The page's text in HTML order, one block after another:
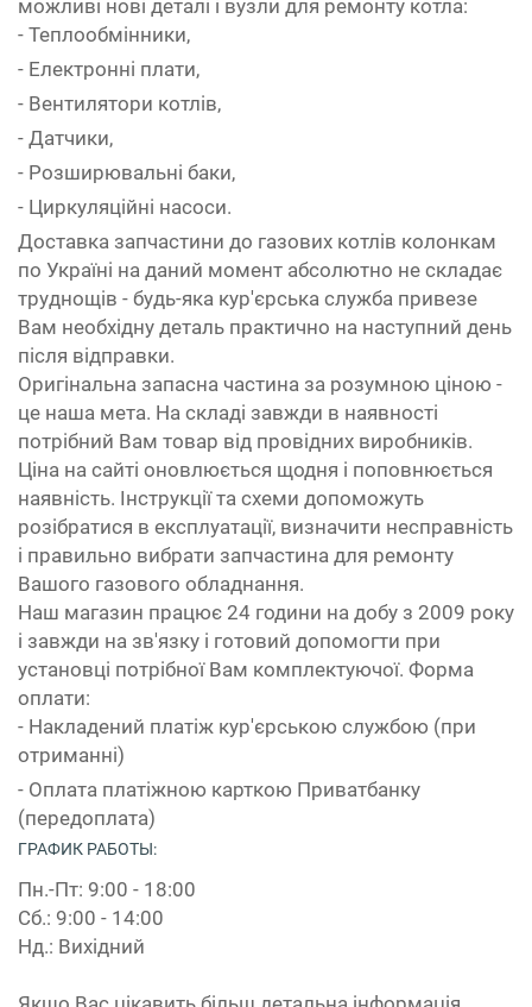
можливі нові деталі і вузли для ремонту котла:
- Теплообмінники,
- Електронні плати,
- Вентилятори котлів,
- Датчики,
- Розширювальні баки,
- Циркуляційні насоси.
Доставка запчастини до газових котлів колонкам
по Україні на даний момент абсолютно не складає
труднощів - будь-яка кур'єрська служба привезе
Вам необхідну деталь практично на наступний день
після відправки.
Оригінальна запасна частина за розумною ціною -
це наша мета. На складі завжди в наявності
потрібний Вам товар від провідних виробників.
Ціна на сайті оновлюється щодня і поповнюється
наявність. Інструкції та схеми допоможуть
розібратися в експлуатації, визначити несправність
і правильно вибрати запчастина для ремонту
Вашого газового обладнання.
Наш магазин працює 24 години на добу з 2009 року
і завжди на зв'язку і готовий допомогти при
установці потрібної Вам комплектуючої. Форма
оплати:
- Накладений платіж кур'єрською службою (при
отриманні)
- Оплата платіжною карткою Приватбанку
(передоплата)
ГРАФИК РАБОТЫ:
Пн.-Пт: 9:00 - 18:00
Сб.: 9:00 - 14:00
Нд.: Вихідний